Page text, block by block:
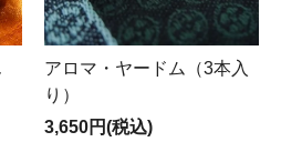
しくはゴチャパンまでお問い
ンツやサルエルパンツをご購
色をお選びいただいた後に、
をお客様のメールに送り再度
たが、お振込み完了後に画像
した。 ★航空便による液体商
アロマ・ヤードム（3本入
り）
3,650円(税込)